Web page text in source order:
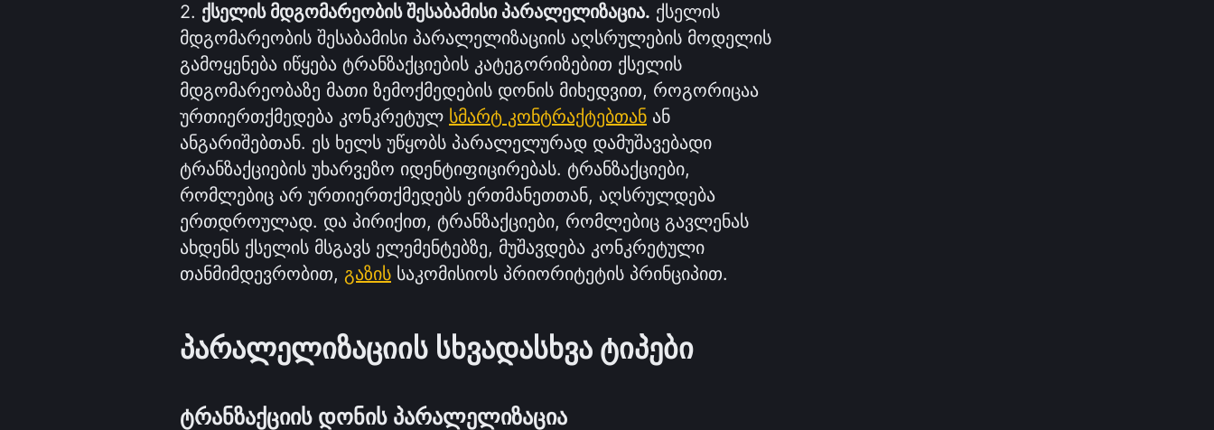
2. ქსელის მდგომარეობის შესაბამისი პარალელიზაცია. ქსელის
მდგომარეობის შესაბამისი პარალელიზაციის აღსრულების მოდელის
გამოყენება იწყება ტრანზაქციების კატეგორიზებით ქსელის
მდგომარეობაზე მათი ზემოქმედების დონის მიხედვით, როგორიცაა
ურთიერთქმედება კონკრეტულ სმარტ კონტრაქტებთან ან
ანგარიშებთან. ეს ხელს უწყობს პარალელურად დამუშავებადი
ტრანზაქციების უხარვეზო იდენტიფიცირებას. ტრანზაქციები,
რომლებიც არ ურთიერთქმედებს ერთმანეთთან, აღსრულდება
ერთდროულად. და პირიქით, ტრანზაქციები, რომლებიც გავლენას
ახდენს ქსელის მსგავს ელემენტებზე, მუშავდება კონკრეტული
თანმიმდევრობით, გაზის საკომისიოს პრიორიტეტის პრინციპით.
პარალელიზაციის სხვადასხვა ტიპები
ტრანზაქციის დონის პარალელიზაცია